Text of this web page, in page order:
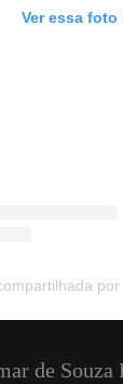
Ver essa
por
de Souza